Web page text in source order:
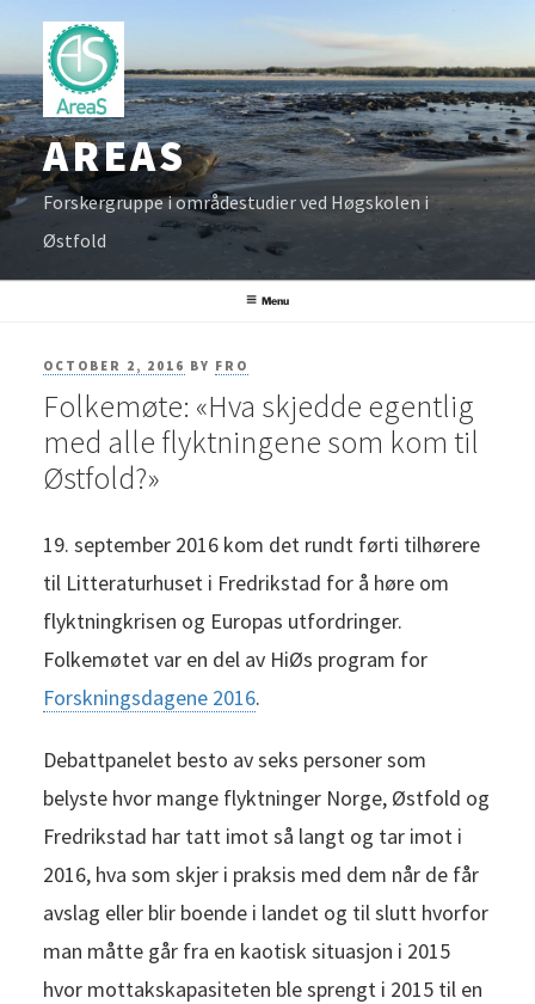
content
AREAS
Forskergruppe i områdestudier ved Høgskolen i
Østfold
Menu
POSTED
ON
OCTOBER 2, 2016 BY FRO
Folkemøte: «Hva skjedde egentlig
med alle flyktningene som kom til
Østfold?»
19. september 2016 kom det rundt førti tilhørere
til Litteraturhuset i Fredrikstad for å høre om
flyktningkrisen og Europas utfordringer.
Folkemøtet var en del av HiØs program for
Forskningsdagene 2016.
Debattpanelet besto av seks personer som
belyste hvor mange flyktninger Norge, Østfold og
Fredrikstad har tatt imot så langt og tar imot i
2016, hva som skjer i praksis med dem når de får
avslag eller blir boende i landet og til slutt hvorfor
man måtte går fra en kaotisk situasjon i 2015
hvor mottakskapasiteten ble sprengt i 2015 til en